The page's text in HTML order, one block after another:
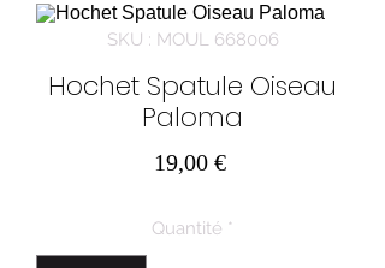
SKU : MOUL 668006
Hochet Spatule Oiseau
Paloma
19,00 €Prix
Quantité *